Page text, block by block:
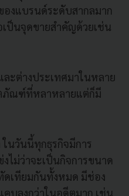
องแบรนด์ระดับสากลมาก
เป็นจุดขายสำคัญด้วยเช่น
ละต่างประเทศมาในหลาย
ภัณฑ์ที่หลาหลายแต่ก็มี
นวันนี้ทุกธุรกิจมีการ
ไม่ว่าจะเป็นกิจการขนาด
เทียมกันทั้งหมด มีช่อง
คบลงกว่าในอดีตมาก เช่น